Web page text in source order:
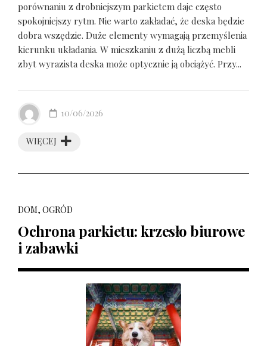
porównaniu z drobniejszym parkietem daje często
spokojniejszy rytm. Nie warto zakładać, że deska będzie
dobra wszędzie. Duże elementy wymagają przemyślenia
kierunku układania. W mieszkaniu z dużą liczbą mebli
zbyt wyrazista deska może optycznie ją obciążyć. Przy...
WIĘCEJ
10/06/2026
DOM, OGRÓD
Ochrona parkietu: krzesło biurowe
i zabawki